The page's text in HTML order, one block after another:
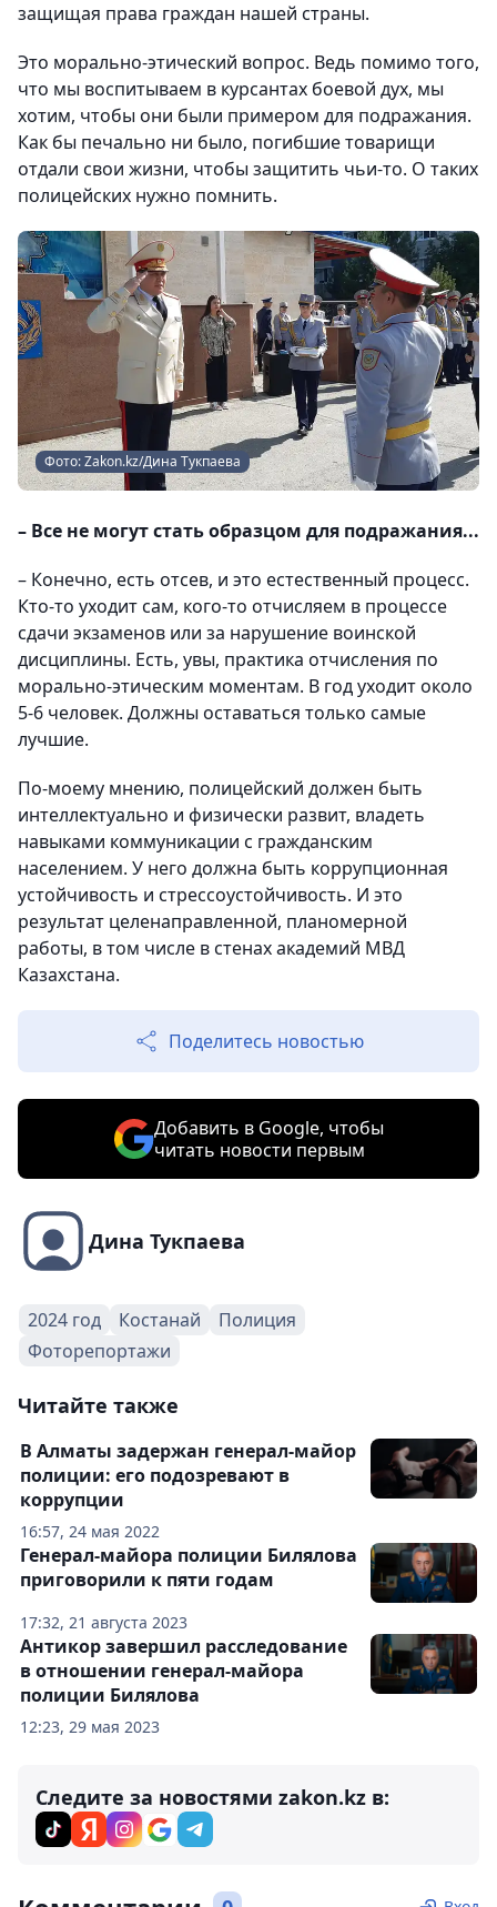
защищая права граждан нашей страны.
Это морально-этический вопрос. Ведь помимо того,
что мы воспитываем в курсантах боевой дух, мы
хотим, чтобы они были примером для подражания.
Как бы печально ни было, погибшие товарищи
отдали свои жизни, чтобы защитить чьи-то. О таких
полицейских нужно помнить.
Фото: Zakon.kz/Дина Тукпаева
– Все не могут стать образцом для подражания...
– Конечно, есть отсев, и это естественный процесс.
Кто-то уходит сам, кого-то отчисляем в процессе
сдачи экзаменов или за нарушение воинской
дисциплины. Есть, увы, практика отчисления по
морально-этическим моментам. В год уходит около
5-6 человек. Должны оставаться только самые
лучшие.
По-моему мнению, полицейский должен быть
интеллектуально и физически развит, владеть
навыками коммуникации с гражданским
населением. У него должна быть коррупционная
устойчивость и стрессоустойчивость. И это
результат целенаправленной, планомерной
работы, в том числе в стенах академий МВД
Казахстана.
Поделитесь новостью
Добавить в Google, чтобы
читать новости первым
Дина Тукпаева
2024 год Костанай
Полиция
Фоторепортажи
Читайте также
16:57, 24 мая 2022
В Алматы задержан генерал-майор
полиции: его подозревают в
коррупции
17:32, 21 августа 2023
Генерал-майора полиции Билялова
приговорили к пяти годам
12:23, 29 мая 2023
Антикор завершил расследование
в отношении генерал-майора
полиции Билялова
Следите за новостями zakon.kz в: